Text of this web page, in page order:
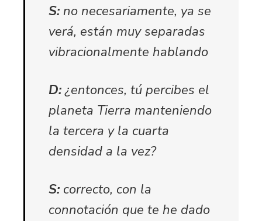
S: no necesariamente, ya se
verá, están muy separadas
vibracionalmente hablando
D:¿entonces, tú percibes el
planeta Tierra manteniendo
la tercera y la cuarta
densidad a la vez?
S: correcto, con la
connotación que te he dado